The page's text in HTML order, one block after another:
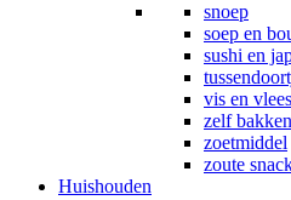
snoep
soep en
sushi en
vis en
zelf bakken
zoetmiddel
zoute
Huishouden